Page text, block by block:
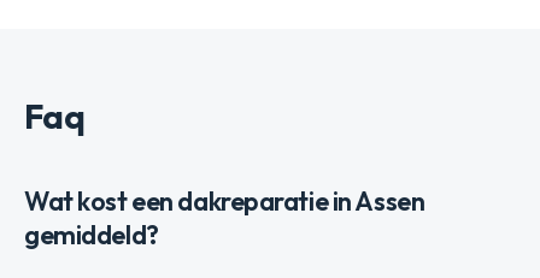
Faq
Wat kost een dakreparatie in Assen
gemiddeld?